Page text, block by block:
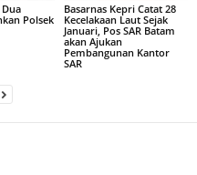
Polsek
Basarnas Kepri Catat 28
Kecelakaan Laut Sejak
Januari, Pos SAR Batam
akan Ajukan
Pembangunan Kantor
SAR